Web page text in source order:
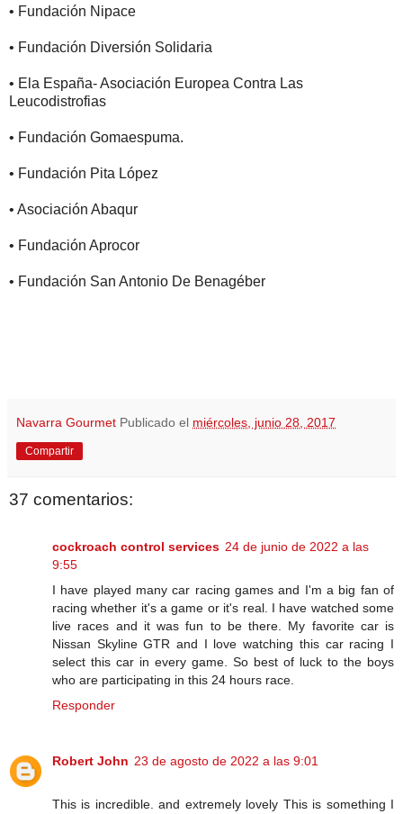
• Fundación Nipace
• Fundación Diversión Solidaria
• Ela España- Asociación Europea Contra Las
Leucodistrofias
• Fundación Gomaespuma.
• Fundación Pita López
• Asociación Abaqur
• Fundación Aprocor
• Fundación San Antonio De Benagéber
Navarra Gourmet Publicado el miércoles, junio 28, 2017
Compartir
37 comentarios:
cockroach control services 24 de junio de 2022 a las
9:55
I have played many car racing games and I'm a big fan of
racing whether it's a game or it's real. I have watched some
live races and it was fun to be there. My favorite car is
Nissan Skyline GTR and I love watching this car racing I
select this car in every game. So best of luck to the boys
who are participating in this 24 hours race.
Responder
Robert John 23 de agosto de 2022 a las 9:01
This is incredible. and extremely lovely This is something I